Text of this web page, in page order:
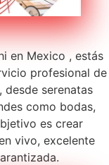
en Mexico , estás
profesional de
serenatas
como bodas,
es crear
vivo, excelente